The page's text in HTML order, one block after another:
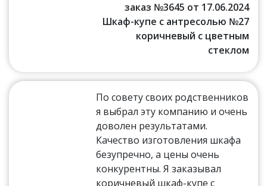
заказ №3645 от 17.06.2024
Шкаф-купе с антресолью №27
коричневый с цветным
стеклом
По совету своих родственников
я выбрал эту компанию и очень
доволен результатами.
Качество изготовления шкафа
безупречно, а цены очень
конкурентны. Я заказывал
коричневый шкаф-купе с